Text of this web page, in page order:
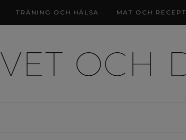
TRÄNING OCH HÄLSA MAT OCH RECEPT